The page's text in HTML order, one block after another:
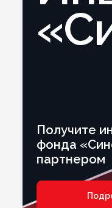
Получите
фонда
партнером